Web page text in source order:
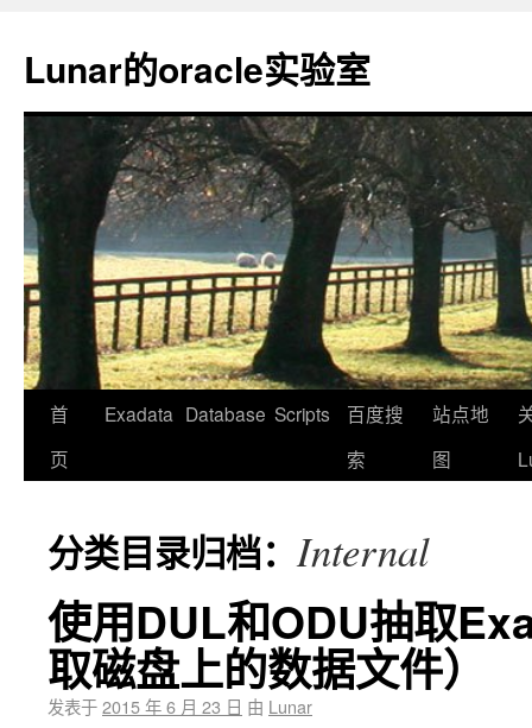
Lunar的oracle实验室
首
页
Exadata Database Scripts
百度搜
索
站点地
图
分类目录归档：Internal
使用DUL和ODU抽取
取磁盘上的数据文件）
发表于2015 年 6 月 23 日 由 Lunar